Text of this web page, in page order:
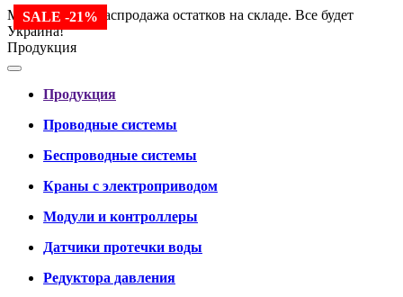
Мы работаем. Распродажа остатков на складе. Все будет
Украина!
Продукция
Продукция
Проводные системы
Беспроводные системы
Краны с электроприводом
Модули и контроллеры
Датчики протечки воды
Редуктора давления
SALE -21%